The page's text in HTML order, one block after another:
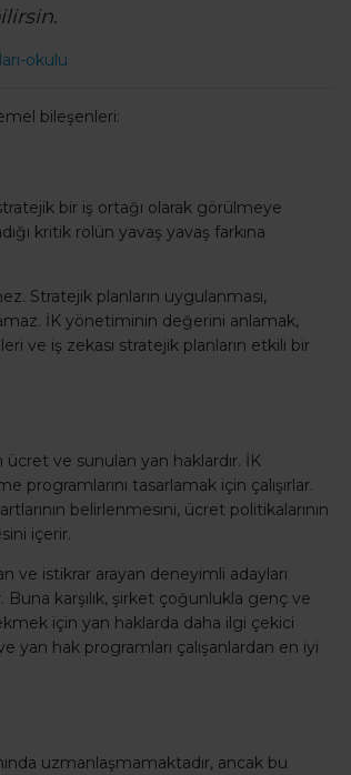
okulu
bileşenleri:
bir iş ortağı olarak görülmeye
kritik rolün yavaş yavaş farkına
Stratejik planların uygulanması,
İK yönetiminin değerini anlamak,
ve iş zekası stratejik planların etkili bir
ve sunulan yan haklardır. İK
tasarlamak için çalışırlar.
belirlenmesini, ücret politikalarının
içerir.
ve istikrar arayan deneyimli adayları
karşılık, şirket çoğunlukla genç ve
için yan haklarda daha ilgi çekici
yan hak programları çalışanlardan en iyi
uzmanlaşmamaktadır, ancak bu